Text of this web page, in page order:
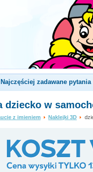
Najczęściej zadawane pytania
dziecko w
z imieniem Naklejki 3D